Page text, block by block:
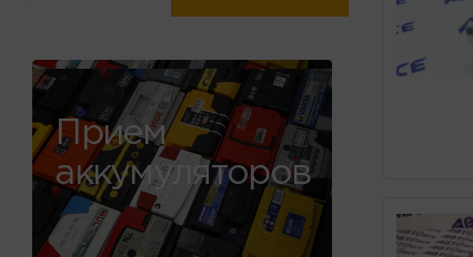
Прием
аккумуляторов